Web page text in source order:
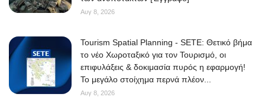
Αυγ 8, 2026
Tourism Spatial Planning - SETE: Θετικό βήμα
το νέο Χωροταξικό για τον Τουρισμό, οι
επιφυλάξεις & δοκιμασία πυρός η εφαρμογή!
Το μεγάλο στοίχημα περνά πλέον...
Αυγ 8, 2026